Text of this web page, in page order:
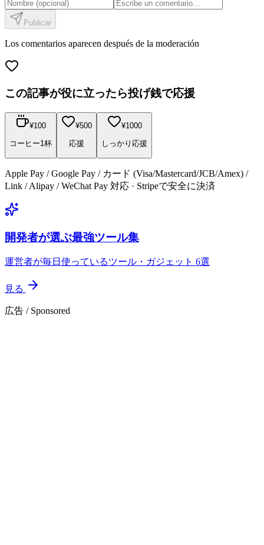
Publicar
Los comentarios aparecen después de la moderación
この記事が役に立ったら投げ銭で応援
¥100
コーヒー1杯
¥500
応援
¥1000
しっかり応援
Apple Pay / Google Pay / カード (Visa/Mastercard/JCB/Amex) /
Link / Alipay / WeChat Pay 対応 · Stripeで安全に決済
開発者が選ぶ最強ツール集
運営者が毎日使っているツール・ガジェット 6選
見る
広告 / Sponsored